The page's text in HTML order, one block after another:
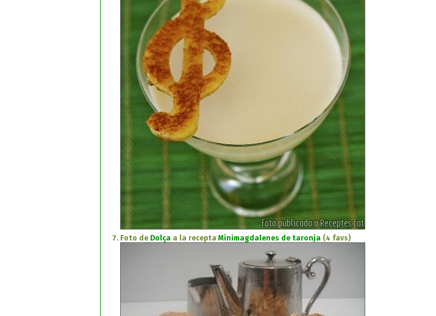
Foto de Dolça a la recepta Minimagdalenes de taronja (4 favs)